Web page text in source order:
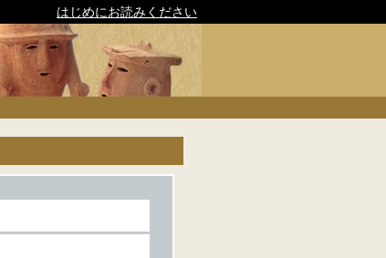
はじめにお読みください